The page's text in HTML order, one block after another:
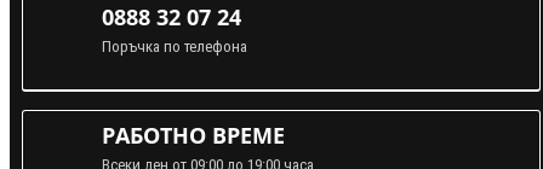
0888 32 07 24
Поръчка по телефона
РАБОТНО ВРЕМЕ
Всеки ден от 09:00 до 19:00 часа